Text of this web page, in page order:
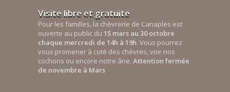
Visite libre et gratuite
Pour les familles, la chèvrerie de Canaples est
ouverte au public du 15 mars au 30 octobre
chaque mercredi de 14h à 19h. Vous pourrez
vous promener à coté des chèvres, voir nos
cochons ou encore notre âne. Attention fermée
de novembre à Mars